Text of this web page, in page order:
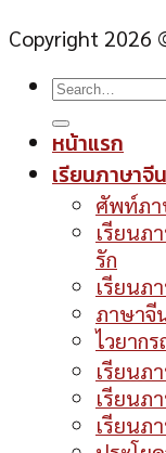
Copyright 2026
หน้าแรก
เรียนภาษาจี
ศัพท์ภ
เรียนภ
รัก
เรียนภ
ภาษาจี
ไวยาก
เรียนภ
เรียนภ
เรียนภ